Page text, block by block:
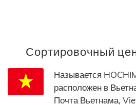
Сортировочный
Называется
расположен в
Почта Вьетнама,